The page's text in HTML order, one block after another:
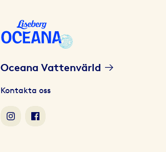
Oceana Vattenvärld
Kontakta oss